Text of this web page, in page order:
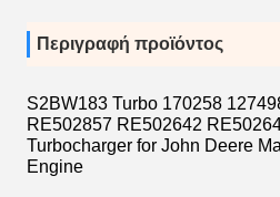
Περιγραφή προϊόντος
S2BW183 Turbo 170258
RE502857 RE502642
Turbocharger for John Deere
Engine